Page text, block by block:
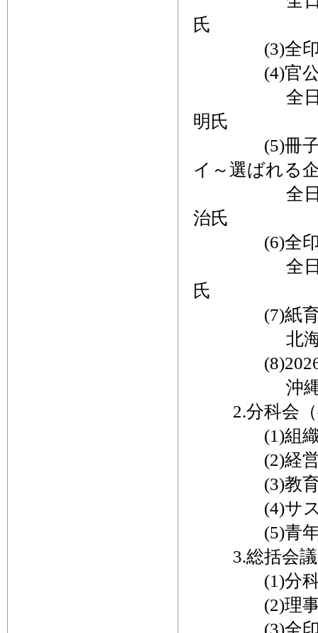
氏
(3)全印工
(4)官公需、
全日本印
明氏
(5)冊子「
イ～選ばれる
全日本印
治氏
(6)全印工
全日本印
氏
(7)紙育実
北海道印
(8)2026全
沖縄県印
2.分科会（
(1)組織活
(2)経営革
(3)教育研
(4)サステ
(5)青年部
3.総括会議
(1)分科会
(2)理事
(3)全印工